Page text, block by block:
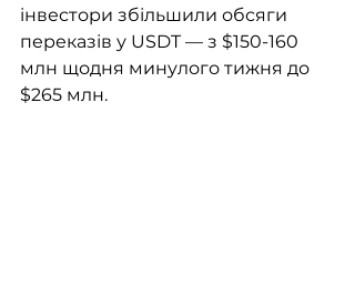
інвестори збільшили обсяги
переказів у USDT — з $150-160
млн щодня минулого тижня до
$265 млн.